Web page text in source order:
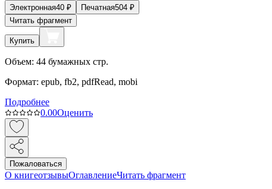
Электронная40 ₽ Печатная504 ₽
Читать фрагмент
Купить
Объем: 44 бумажных стр.
Формат: epub, fb2, pdfRead, mobi
Подробнее
0.00Оценить
Пожаловаться
О книгеотзывыОглавлениеЧитать фрагмент